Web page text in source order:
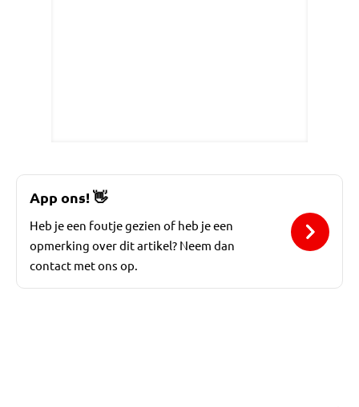
App ons!👋
Heb je een foutje gezien of heb je een
opmerking over dit artikel? Neem dan
contact met ons op.